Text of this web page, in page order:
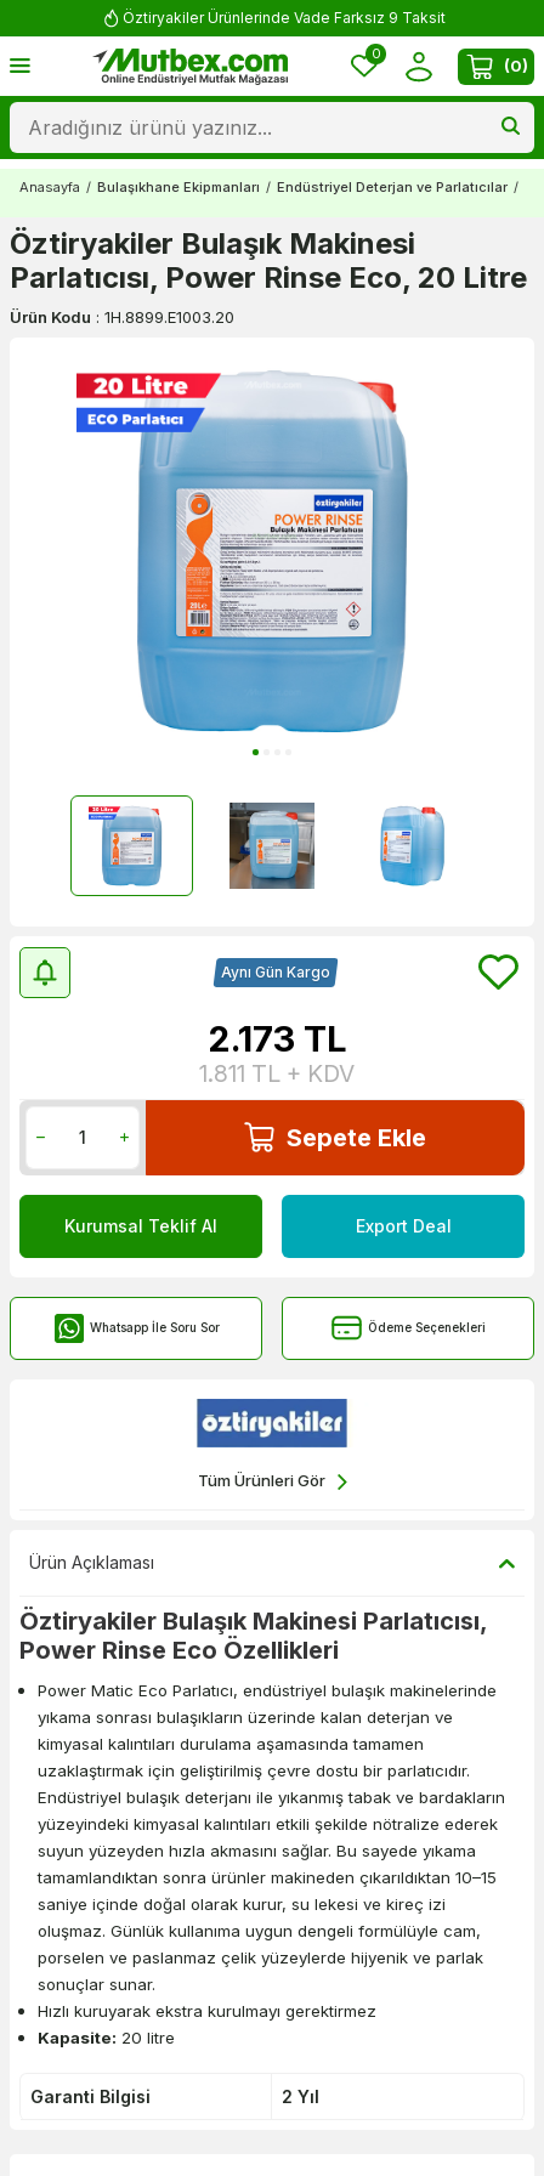
Öztiryakiler Ürünlerinde Vade Farksız 9 Taksit
0
(0)
Anasayfa / Bulaşıkhane Ekipmanları / Endüstriyel Deterjan ve Parlatıcılar /
Öztiryakiler Bulaşık Makinesi
Parlatıcısı, Power Rinse Eco, 20 Litre
Ürün Kodu : 1H.8899.E1003.20
Aynı Gün Kargo
2.173 TL
1.811 TL + KDV
Sepete Ekle
Kurumsal Teklif Al Export Deal
Whatsapp İle Soru Sor Ödeme Seçenekleri
Tüm Ürünleri Gör
Ürün Açıklaması
Öztiryakiler Bulaşık Makinesi Parlatıcısı,
Power Rinse Eco Özellikleri
Power Matic Eco Parlatıcı, endüstriyel bulaşık makinelerinde
yıkama sonrası bulaşıkların üzerinde kalan deterjan ve
kimyasal kalıntıları durulama aşamasında tamamen
uzaklaştırmak için geliştirilmiş çevre dostu bir parlatıcıdır.
Endüstriyel bulaşık deterjanı ile yıkanmış tabak ve bardakların
yüzeyindeki kimyasal kalıntıları etkili şekilde nötralize ederek
suyun yüzeyden hızla akmasını sağlar. Bu sayede yıkama
tamamlandıktan sonra ürünler makineden çıkarıldıktan 10–15
saniye içinde doğal olarak kurur, su lekesi ve kireç izi
oluşmaz. Günlük kullanıma uygun dengeli formülüyle cam,
porselen ve paslanmaz çelik yüzeylerde hijyenik ve parlak
sonuçlar sunar.
Hızlı kuruyarak ekstra kurulmayı gerektirmez
Kapasite: 20 litre
Garanti Bilgisi 2 Yıl